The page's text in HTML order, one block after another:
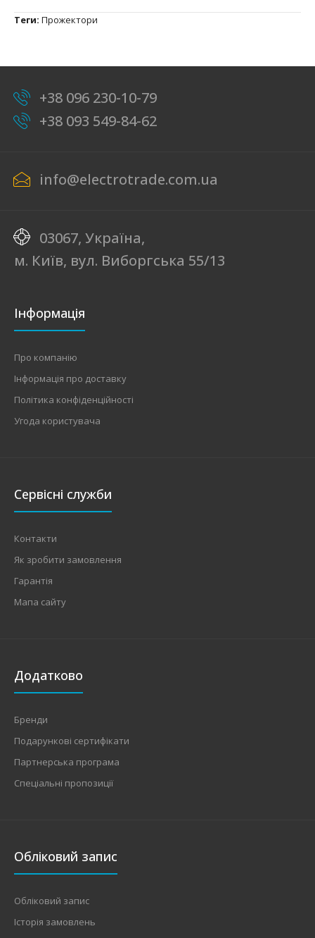
Теги: Прожектори
+38 096 230-10-79
+38 093 549-84-62
info@electrotrade.com.ua
03067, Україна,
м. Київ, вул. Виборгська 55/13
Інформація
Про компанію
Інформація про доставку
Політика конфіденційності
Угода користувача
Сервісні служби
Контакти
Як зробити замовлення
Гарантія
Мапа сайту
Додатково
Бренди
Подарункові сертифікати
Партнерська програма
Спеціальні пропозиції
Обліковий запис
Обліковий запис
Історія замовлень